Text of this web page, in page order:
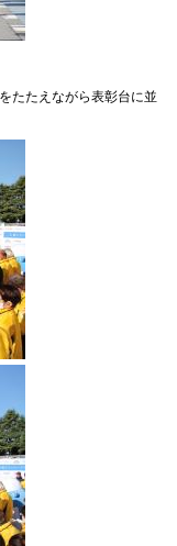
たたえながら表彰台に並